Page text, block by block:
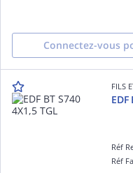
Connectez-vous
FILS
EDF
Réf
Réf